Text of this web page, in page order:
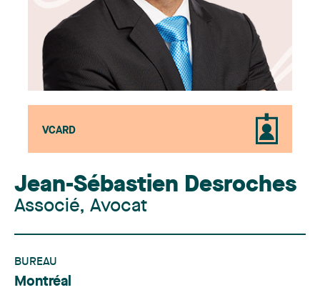
VCARD
Jean-Sébastien Desroches
Associé, Avocat
BUREAU
Montréal